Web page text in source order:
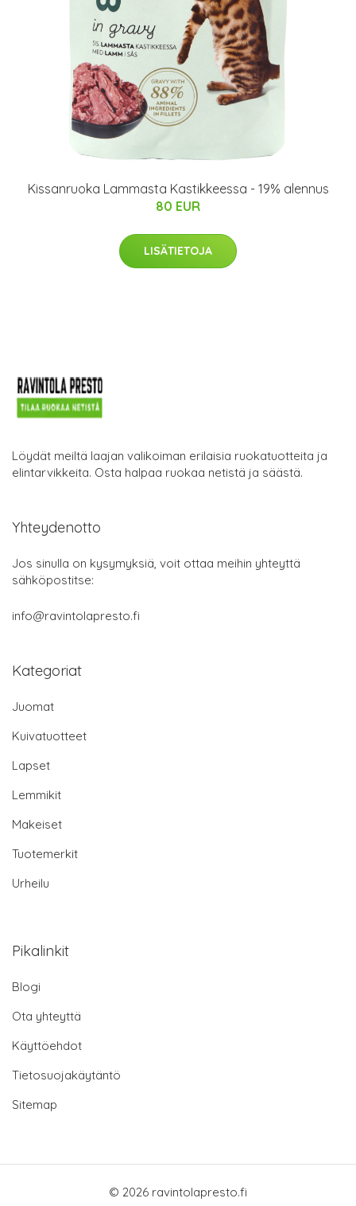
Kissanruoka Lammasta Kastikkeessa - 19% alennus
80 EUR
LISÄTIETOJA
Löydät meiltä laajan valikoiman erilaisia ruokatuotteita ja
elintarvikkeita. Osta halpaa ruokaa netistä ja säästä.
Yhteydenotto
Jos sinulla on kysymyksiä, voit ottaa meihin yhteyttä
sähköpostitse:
info@ravintolapresto.fi
Kategoriat
Juomat
Kuivatuotteet
Lapset
Lemmikit
Makeiset
Tuotemerkit
Urheilu
Pikalinkit
Blogi
Ota yhteyttä
Käyttöehdot
Tietosuojakäytäntö
Sitemap
© 2026 ravintolapresto.fi